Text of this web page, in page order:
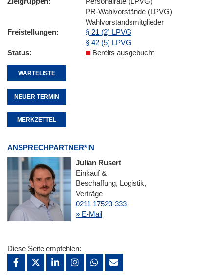
PR-Wahlvorstände (LPVG)
Wahlvorstandsmitglieder
Freistellungen
§ 21 (2) LPVG
§ 42 (5) LPVG
Status
Bereits ausgebucht
WARTELISTE
NEUER TERMIN
MERKZETTEL
ANSPRECHPARTNER*IN
Julian Rusert
Einkauf &
Beschaffung, Logistik,
Verträge
0211 17523-333
» E-Mail
Diese Seite empfehlen: